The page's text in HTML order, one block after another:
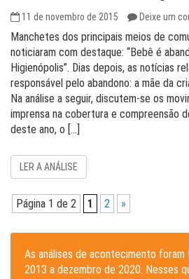
11 de novembro de 2015 Deixe um
Manchetes dos principais meios de
noticiaram com destaque: “Bebê é
Higienópolis”. Dias depois, as notícias
responsável pelo abandono: a mãe da
Na análise a seguir, discutem-se os
imprensa na cobertura e compreensão
deste ano, o […]
LER A ANÁLISE
Página 1 de 2 1 2 »
As análises de acontecimento
2013 a dezembro de 2020. Nesses